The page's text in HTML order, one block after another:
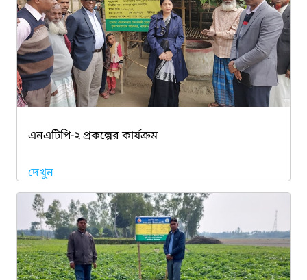
এনএটিপি-২ প্রকল্পের কার্যক্রম
দেখুন